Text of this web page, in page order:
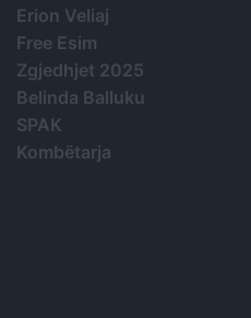
Erion Veliaj
Free Esim
Zgjedhjet 2025
Belinda Balluku
SPAK
Kombëtarja